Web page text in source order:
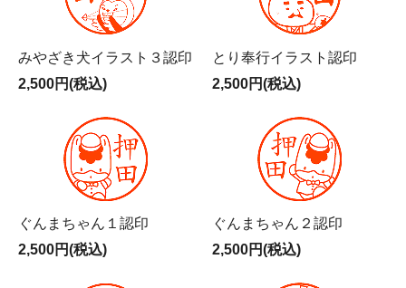
みやざき犬イラスト３認印
2,500円(税込)
とり奉行イラスト認印
2,500円(税込)
ぐんまちゃん１認印
2,500円(税込)
ぐんまちゃん２認印
2,500円(税込)